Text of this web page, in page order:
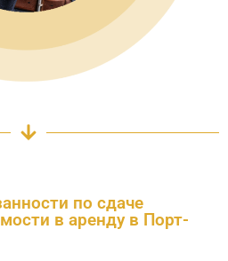
по сдаче
в аренду в Порт-